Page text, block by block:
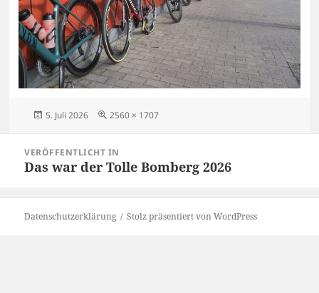
Veröffentlicht
5. Juli 2026 Originalgröße
2560 × 1707
VERÖFFENTLICHT IN
Das war der Tolle Bomberg 2026
Datenschutzerklärung Stolz präsentiert von WordPress